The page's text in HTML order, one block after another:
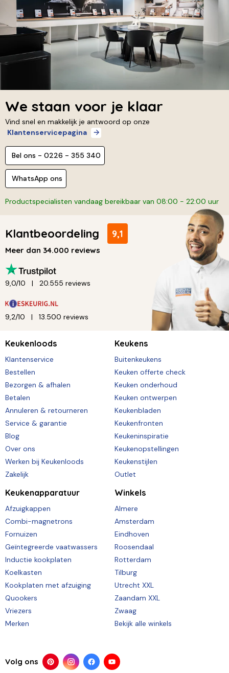
We staan voor je klaar
Vind snel en makkelijk je antwoord op onze
Klantenservicepagina
Bel ons - 0226 - 355 340
WhatsApp ons
Productspecialisten vandaag bereikbaar van 08:00 - 22:00 uur
Klantbeoordeling 9,1
Meer dan 34.000 reviews
9,0/10 20.555 reviews
9,2/10 13.500 reviews
Keukenloods
Klantenservice
Bestellen
Bezorgen & afhalen
Betalen
Annuleren & retourneren
Service & garantie
Blog
Over ons
Werken bij Keukenloods
Zakelijk
Keukens
Buitenkeukens
Keuken offerte check
Keuken onderhoud
Keuken ontwerpen
Keukenbladen
Keukenfronten
Keukeninspiratie
Keukenopstellingen
Keukenstijlen
Outlet
Keukenapparatuur
Afzuigkappen
Combi-magnetrons
Fornuizen
Geïntegreerde vaatwassers
Inductie kookplaten
Koelkasten
Kookplaten met afzuiging
Quookers
Vriezers
Merken
Winkels
Almere
Amsterdam
Eindhoven
Roosendaal
Rotterdam
Tilburg
Utrecht XXL
Zaandam XXL
Zwaag
Bekijk alle winkels
Volg ons